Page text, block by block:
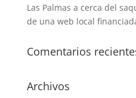
Las Palmas a cerca del
de una web local
Comentarios
Archivos